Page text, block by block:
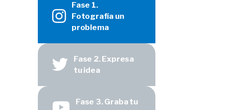
Fase 1.
Fotografía un
problema
Fase 2. Expresa
tu idea
Fase 3. Graba tu